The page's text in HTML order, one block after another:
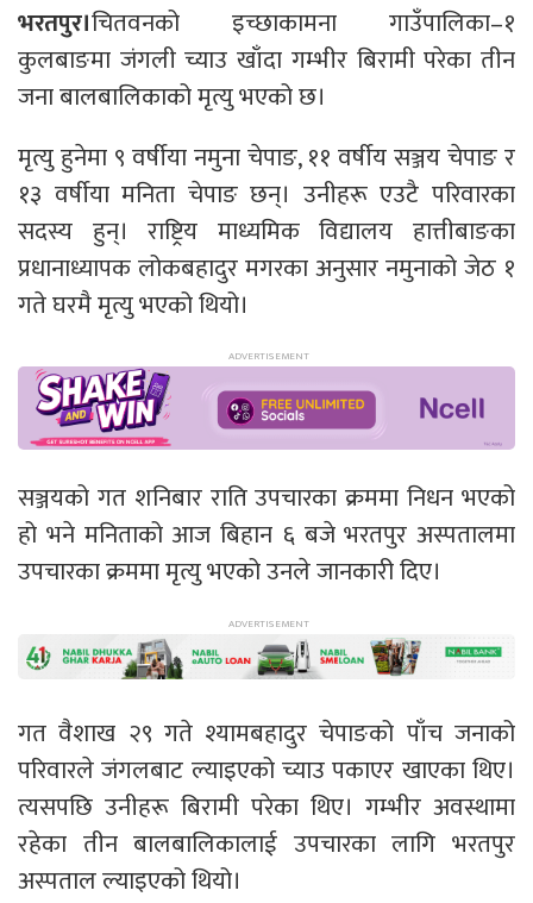
भरतपुर।चितवनको इच्छाकामना गाउँपालिका–१
कुलबाङमा जंगली च्याउ खाँदा गम्भीर बिरामी परेका तीन
जना बालबालिकाको मृत्यु भएको छ।
मृत्यु हुनेमा ९ वर्षीया नमुना चेपाङ, ११ वर्षीय सञ्जय चेपाङ र
१३ वर्षीया मनिता चेपाङ छन्। उनीहरू एउटै परिवारका
सदस्य हुन्। राष्ट्रिय माध्यमिक विद्यालय हात्तीबाङका
प्रधानाध्यापक लोकबहादुर मगरका अनुसार नमुनाको जेठ १
गते घरमै मृत्यु भएको थियो।
सञ्जयको गत शनिबार राति उपचारका क्रममा निधन भएको
हो भने मनिताको आज बिहान ६ बजे भरतपुर अस्पतालमा
उपचारका क्रममा मृत्यु भएको उनले जानकारी दिए।
गत वैशाख २९ गते श्यामबहादुर चेपाङको पाँच जनाको
परिवारले जंगलबाट ल्याइएको च्याउ पकाएर खाएका थिए।
त्यसपछि उनीहरू बिरामी परेका थिए। गम्भीर अवस्थामा
रहेका तीन बालबालिकालाई उपचारका लागि भरतपुर
अस्पताल ल्याइएको थियो।